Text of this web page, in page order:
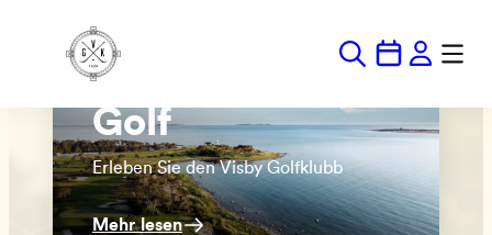
till
innehåll
Golf
Erleben Sie den Visby Golfklubb
Mehr lesen